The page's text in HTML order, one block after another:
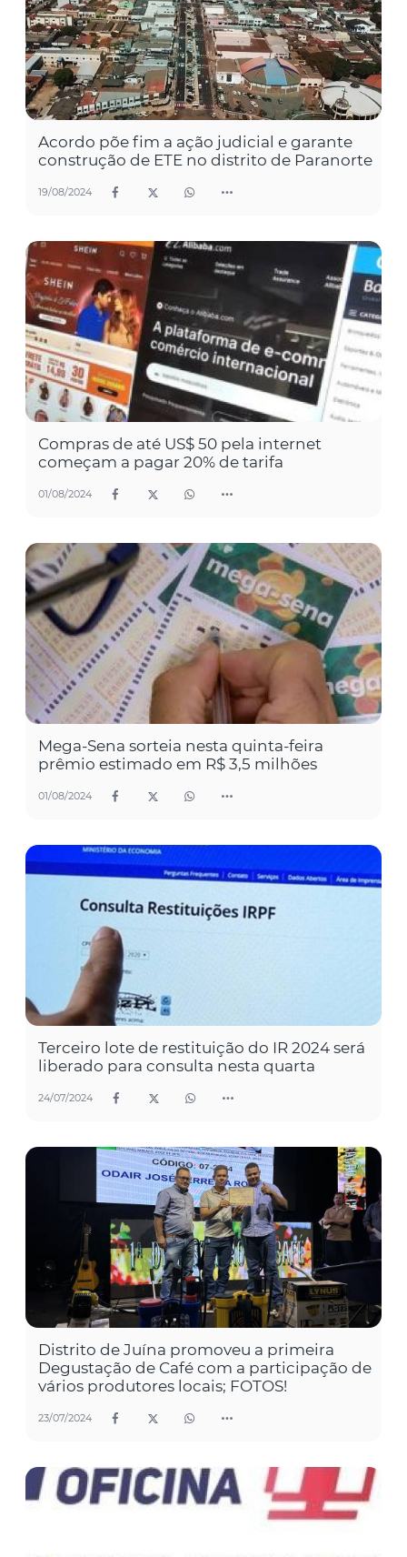
Acordo põe fim a ação judicial e garante
construção de ETE no distrito de Paranorte
19/08/2024
Compras de até US$ 50 pela internet
começam a pagar 20% de tarifa
01/08/2024
Mega-Sena sorteia nesta quinta-feira
prêmio estimado em R$ 3,5 milhões
01/08/2024
Terceiro lote de restituição do IR 2024 será
liberado para consulta nesta quarta
24/07/2024
Distrito de Juína promoveu a primeira
Degustação de Café com a participação de
vários produtores locais; FOTOS!
23/07/2024